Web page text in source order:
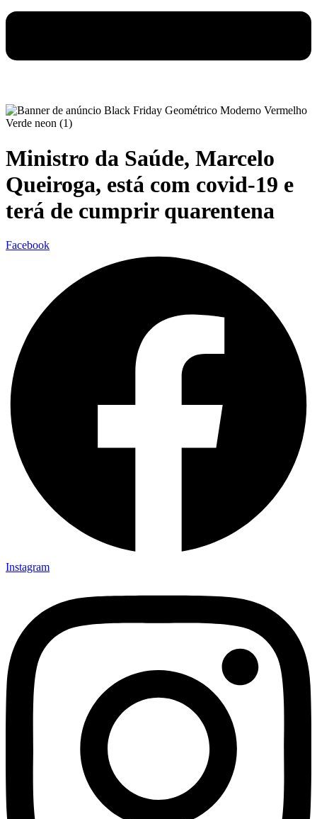
Ministro da Saúde, Marcelo
Queiroga, está com covid-19 e
terá de cumprir quarentena
Facebook
Instagram